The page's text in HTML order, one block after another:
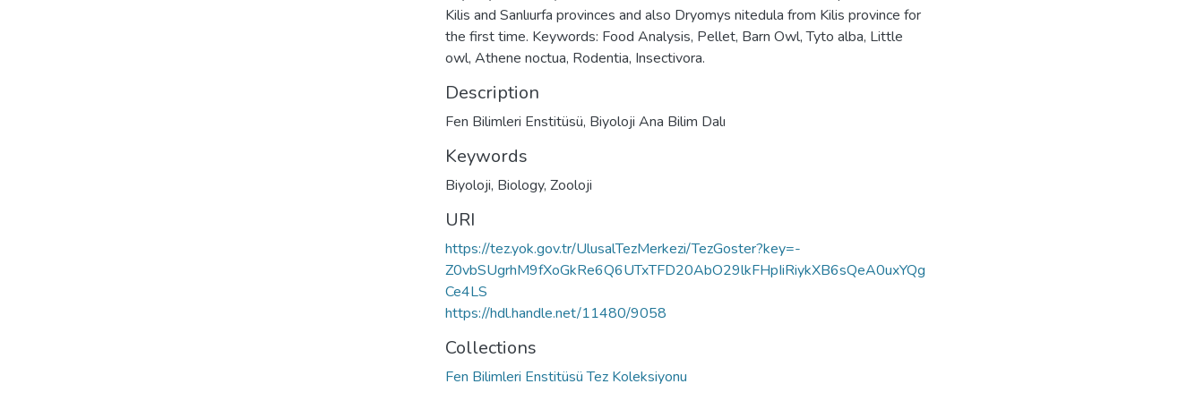
Kilis and Sanlıurfa provinces and also Dryomys nitedula from Kilis province for
the first time. Keywords: Food Analysis, Pellet, Barn Owl, Tyto alba, Little
owl, Athene noctua, Rodentia, Insectivora.
Description
Fen Bilimleri Enstitüsü, Biyoloji Ana Bilim Dalı
Keywords
Biyoloji, Biology, Zooloji
URI
https://tez.yok.gov.tr/UlusalTezMerkezi/TezGoster?key=-
Z0vbSUgrhM9fXoGkRe6Q6UTxTFD20AbO29lkFHpIiRiykXB6sQeA0uxYQg
Ce4LS
https://hdl.handle.net/11480/9058
Collections
Fen Bilimleri Enstitüsü Tez Koleksiyonu